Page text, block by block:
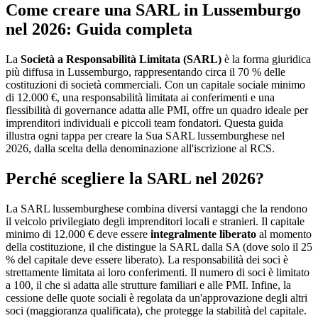
Come creare una SARL in Lussemburgo
nel 2026: Guida completa
La Società a Responsabilità Limitata (SARL) è la forma giuridica
più diffusa in Lussemburgo, rappresentando circa il 70 % delle
costituzioni di società commerciali. Con un capitale sociale minimo
di 12.000 €, una responsabilità limitata ai conferimenti e una
flessibilità di governance adatta alle PMI, offre un quadro ideale per
imprenditori individuali e piccoli team fondatori. Questa guida
illustra ogni tappa per creare la Sua SARL lussemburghese nel
2026, dalla scelta della denominazione all'iscrizione al RCS.
Perché scegliere la SARL nel 2026?
La SARL lussemburghese combina diversi vantaggi che la rendono
il veicolo privilegiato degli imprenditori locali e stranieri. Il capitale
minimo di 12.000 € deve essere integralmente liberato al momento
della costituzione, il che distingue la SARL dalla SA (dove solo il 25
% del capitale deve essere liberato). La responsabilità dei soci è
strettamente limitata ai loro conferimenti. Il numero di soci è limitato
a 100, il che si adatta alle strutture familiari e alle PMI. Infine, la
cessione delle quote sociali è regolata da un'approvazione degli altri
soci (maggioranza qualificata), che protegge la stabilità del capitale.